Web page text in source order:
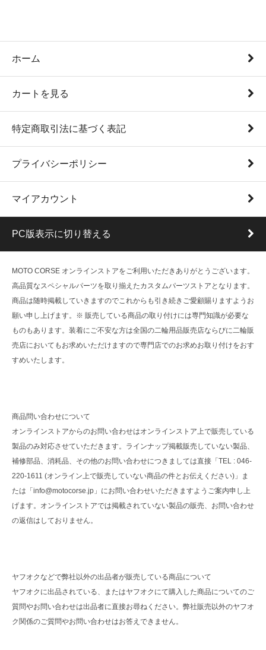
ホーム
カートを見る
特定商取引法に基づく表記
プライバシーポリシー
マイアカウント
PC版表示に切り替える
MOTO CORSE オンラインストアをご利用いただきありがとうございます。
高品質なスペシャルパーツを取り揃えたカスタムパーツストアとなります。
商品は随時掲載していきますのでこれからも引き続きご愛顧賜りますようお
願い申し上げます。※ 販売している商品の取り付けには専門知識が必要な
ものもあります。装着にご不安な方は全国の二輪用品販売店ならびに二輪販
売店においてもお求めいただけますので専門店でのお求めお取り付けをおす
すめいたします。
商品問い合わせについて
オンラインストアからのお問い合わせはオンラインストア上で販売している
製品のみ対応させていただきます。ラインナップ掲載販売していない製品、
補修部品、消耗品、その他のお問い合わせにつきましては直接「TEL : 046-
220-1611 (オンライン上で販売していない商品の件とお伝えください)」ま
たは「info@motocorse.jp」にお問い合わせいただきますようご案内申し上
げます。オンラインストアでは掲載されていない製品の販売、お問い合わせ
の返信はしておりません。
ヤフオクなどで弊社以外の出品者が販売している商品について
ヤフオクに出品されている、またはヤフオクにて購入した商品についてのご
質問やお問い合わせは出品者に直接お尋ねください。弊社販売以外のヤフオ
ク関係のご質問やお問い合わせはお答えできません。